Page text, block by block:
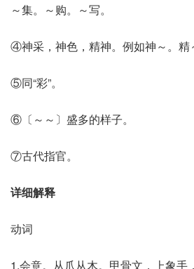
～集。～购。～写。
④神采，神色，精神。例如神～。精
⑤同“彩”。
⑥〔～～〕盛多的样子。
⑦古代指官。
详细解释
动词
1.会意。从爪从木。甲骨文，上象手